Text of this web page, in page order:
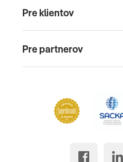
Pre klientov
Pre partnerov